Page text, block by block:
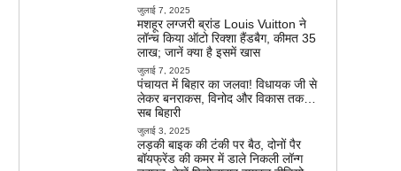
जुलाई 7, 2025
मशहूर लग्जरी ब्रांड Louis Vuitton ने
लॉन्च किया ऑटो रिक्शा हैंडबैग, कीमत 35
लाख; जानें क्या है इसमें खास
जुलाई 7, 2025
पंचायत में बिहार का जलवा! विधायक जी से
लेकर बनराकस, विनोद और विकास तक…
सब बिहारी
जुलाई 3, 2025
लड़की बाइक की टंकी पर बैठ, दोनों पैर
बॉयफ्रेंड की कमर में डाले निकली लॉन्ग